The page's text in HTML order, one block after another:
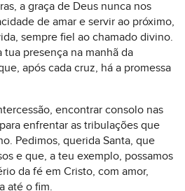
a graça de Deus nunca nos
de amar e servir ao próximo,
sempre fiel ao chamado divino.
tua presença na manhã da
após cada cruz, há a promessa
encontrar consolo nas
enfrentar as tribulações que
Pedimos, querida Santa, que
e que, a teu exemplo, possamos
da fé em Cristo, com amor,
até o fim.